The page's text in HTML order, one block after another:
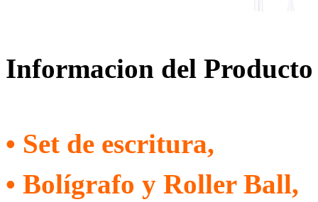
Informacion del Producto
• Set de escritura,
• Bolígrafo y Roller Ball,